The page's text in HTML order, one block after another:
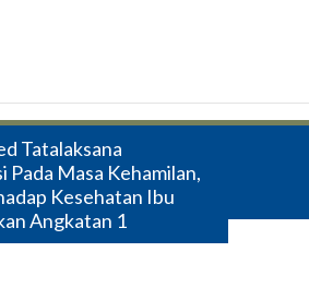
Tatalaksana
Pada Masa Kehamilan,
Kesehatan Ibu
Angkatan 1